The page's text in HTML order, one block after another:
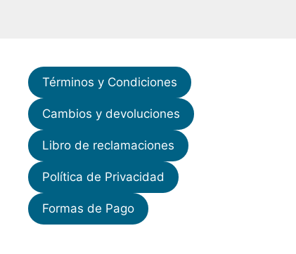
Términos y Condiciones
Cambios y devoluciones
Libro de reclamaciones
Política de Privacidad
Formas de Pago